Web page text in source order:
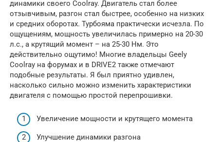
динамики своего Coolray. Двигатель стал более
отзывчивым, разгон стал быстрее, особенно на низких
и средних оборотах. Турбояма практически исчезла. По
ощущениям, мощность увеличилась примерно на 20-30
л.с., а крутящий момент – на 25-30 Нм. Это
действительно ощутимо! Многие владельцы Geely
Coolray на форумах и в DRIVE2 также отмечают
подобные результаты. Я был приятно удивлен,
насколько сильно можно изменить характеристики
двигателя с помощью простой перепрошивки.
Увеличение мощности и крутящего момента
Улучшение динамики разгона